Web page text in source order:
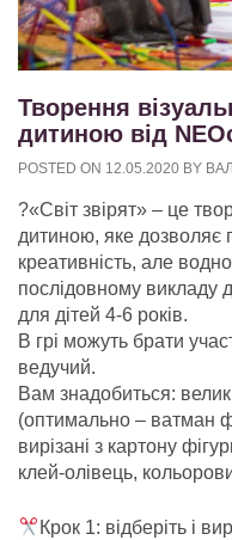
Творення
дитиною від
POSTED ON 12.05.2020 BY
?«Світ звірят» – це
дитиною, яке дозволяє
креативність, але
послідовному викладу
для дітей 4-6 років.
В грі можуть брати
ведучий.
Вам знадобиться:
(оптимально – ватман
вирізані з картону
клей-олівець,
Крок 1: відберіть і